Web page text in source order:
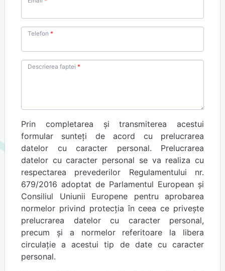
Telefon
Descrierea faptei
Prin completarea și transmiterea acestui
formular sunteți de acord cu prelucrarea
datelor cu caracter personal. Prelucrarea
datelor cu caracter personal se va realiza cu
respectarea prevederilor Regulamentului nr.
679/2016 adoptat de Parlamentul European și
Consiliul Uniunii Europene pentru aprobarea
normelor privind protecția în ceea ce privește
prelucrarea datelor cu caracter personal,
precum și a normelor referitoare la libera
circulație a acestui tip de date cu caracter
personal.